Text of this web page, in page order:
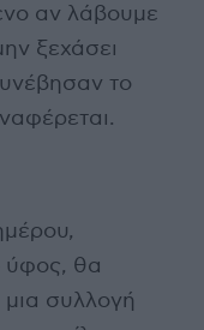
αν λάβουμε
ξεχάσει
το
ύφος, θα
συλλογή